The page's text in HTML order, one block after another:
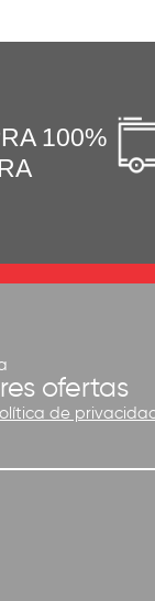
100%
ofertas
de